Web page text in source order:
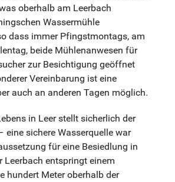
oberhalb am Leerbach
Wassermühle
dass immer Pfingstmontags, am
beide Mühlenanwesen für
zur Besichtigung geöffnet
Vereinbarung ist eine
auch an anderen Tagen möglich.
in Leer stellt sicherlich der
eine sichere Wasserquelle war
für eine Besiedlung in
Leerbach entspringt einem
hundert Meter oberhalb der